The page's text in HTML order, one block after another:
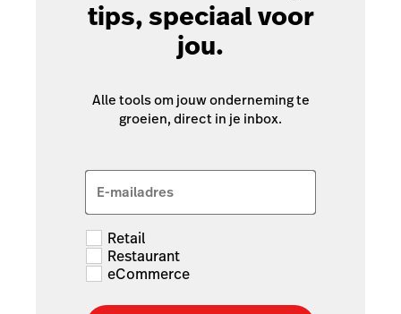
tips, speciaal voor
jou.
Alle tools om jouw onderneming te
groeien, direct in je inbox.
E-mailadres
Retail
Restaurant
eCommerce